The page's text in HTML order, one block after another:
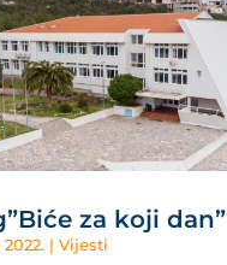
za koji dan”
| Vijesti